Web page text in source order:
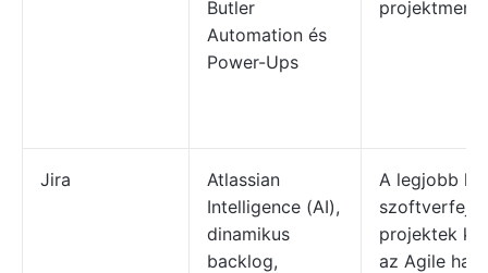
Butler
Automation és
Power-Ups
Jira
Atlassian
Intelligence (AI),
dinamikus
backlog,
A legjobb
projektek
az Agile